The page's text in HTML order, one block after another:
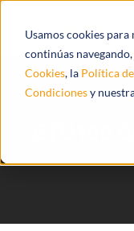
Usamos cookies
continúas
Cookies, la Política
Condicionesy
GTU100